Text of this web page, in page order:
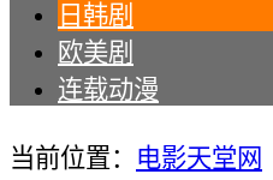
日韩剧
欧美剧
连载动漫
当前位置： 电影天堂网